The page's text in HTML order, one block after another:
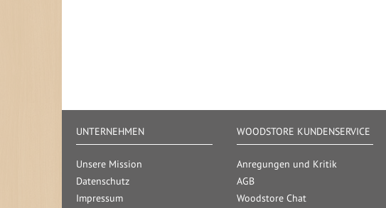
UNTERNEHMEN
Unsere Mission
Datenschutz
Impressum
WOODSTORE KUNDENSERVICE
Anregungen und Kritik
AGB
Woodstore Chat